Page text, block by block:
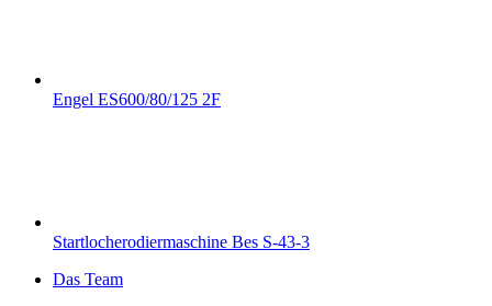
Engel ES600/80/125 2F
Startlocherodiermaschine Bes S-43-3
Das Team